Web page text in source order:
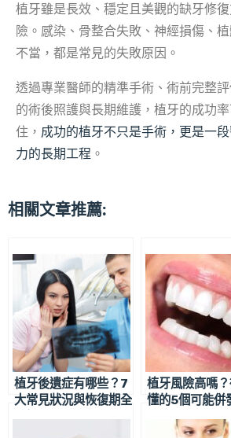
植牙雖是長效、穩定且美觀的缺牙修
險。感染、骨整合失敗、神經損傷、
不當，都是常見的失敗原因。
透過專業醫師的精準手術、術前完整
的術後照護與長期維護，植牙的成功
住， 成功的植牙不只是手術，更是一
力的長期工程 。
相關文章推薦:
植牙後遺症有哪些？7
大常見狀況與恢復期全
植牙風險高嗎
懂的5個可能併